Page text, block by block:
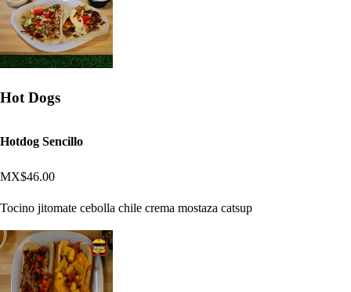
Hot Dogs
Hotdog Sencillo
MX$46.00
Tocino jitomate cebolla chile crema mostaza catsup